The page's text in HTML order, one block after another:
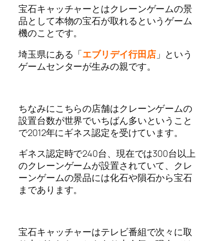
宝石キャッチャーとはクレーンゲームの景
品として本物の宝石が取れるというゲーム
機のことです。
埼玉県にある「エブリデイ行田店」という
ゲームセンターが生みの親です。
ちなみにこちらの店舗はクレーンゲームの
設置台数が世界でいちばん多いということ
で2012年にギネス認定を受けています。
ギネス認定時で240台、現在では300台以上
のクレーンゲームが設置されていて、クレ
ーンゲームの景品には化石や隕石から宝石
まであります。
宝石キャッチャーはテレビ番組で次々に取